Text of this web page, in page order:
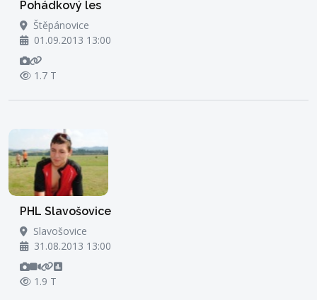
Pohádkový les
Štěpánovice
01.09.2013 13:00
1.7 T
PHL Slavošovice
Slavošovice
31.08.2013 13:00
1.9 T